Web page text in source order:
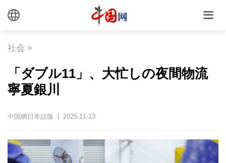
社会 >
「ダブル11」、大忙しの夜間物流
寧夏銀川
中国網日本語版 | 2025-11-13